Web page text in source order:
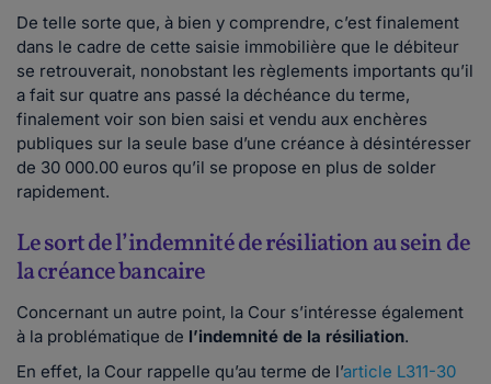
De telle sorte que, à bien y comprendre, c’est finalement
dans le cadre de cette saisie immobilière que le débiteur
se retrouverait, nonobstant les règlements importants qu’il
a fait sur quatre ans passé la déchéance du terme,
finalement voir son bien saisi et vendu aux enchères
publiques sur la seule base d’une créance à désintéresser
de 30 000.00 euros qu’il se propose en plus de solder
rapidement.
Le sort de l’indemnité de résiliation au sein de
la créance bancaire
Concernant un autre point, la Cour s’intéresse également
à la problématique de l’indemnité de la résiliation.
En effet, la Cour rappelle qu’au terme de l’article L311-30